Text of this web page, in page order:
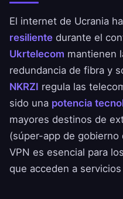
El internet de Ucrania
resiliente durante el
Ukrtelecom mantienen
redundancia de fibra y
NKRZI regula las
sido una potencia
mayores destinos de
(súper-app de gobierno
VPN es esencial para
que acceden a